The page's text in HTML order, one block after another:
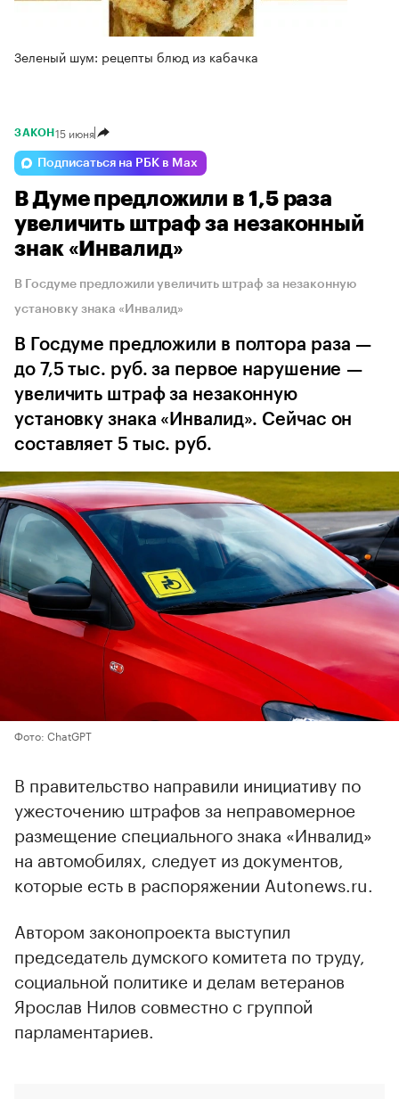
Зеленый шум: рецепты блюд из кабачка
ЗАКОН 15 июня
Подписаться на РБК в Max
В Думе предложили в 1,5 раза
увеличить штраф за незаконный
знак «Инвалид»
В Госдуме предложили увеличить штраф за незаконную
установку знака «Инвалид»
В Госдуме предложили в полтора раза —
до 7,5 тыс. руб. за первое нарушение —
увеличить штраф за незаконную
установку знака «Инвалид». Сейчас он
составляет 5 тыс. руб.
Фото: ChatGPT
В правительство направили инициативу по
ужесточению штрафов за неправомерное
размещение специального знака «Инвалид»
на автомобилях, следует из документов,
которые есть в распоряжении Autonews.ru.
Автором законопроекта выступил
председатель думского комитета по труду,
социальной политике и делам ветеранов
Ярослав Нилов совместно с группой
парламентариев.